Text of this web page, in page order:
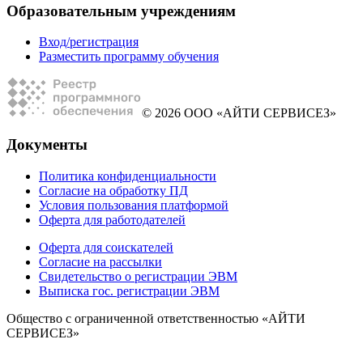
Образовательным учреждениям
Вход/регистрация
Разместить программу обучения
© 2026 ООО «АЙТИ СЕРВИСЕЗ»
Документы
Политика конфиденциальности
Согласие на обработку ПД
Условия пользования платформой
Оферта для работодателей
Оферта для соискателей
Согласие на рассылки
Свидетельство о регистрации ЭВМ
Выписка гос. регистрации ЭВМ
Общество с ограниченной ответственностью «АЙТИ
СЕРВИСЕЗ»